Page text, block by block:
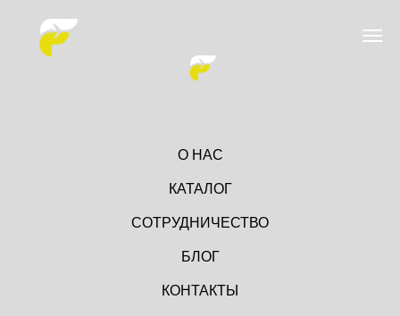
О НАС
КАТАЛОГ
СОТРУДНИЧЕСТВО
БЛОГ
КОНТАКТЫ